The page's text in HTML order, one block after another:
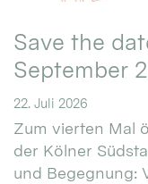
Save the
September
22. Juli 2026
Zum vierten Mal
der Kölner
und Begegnung: